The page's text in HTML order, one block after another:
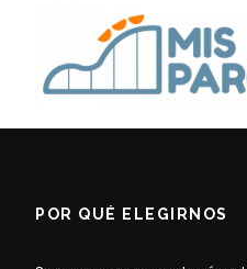
POR QUÉ ELEGIRNOS